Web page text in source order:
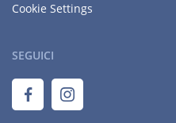
Cookie Settings
SEGUICI